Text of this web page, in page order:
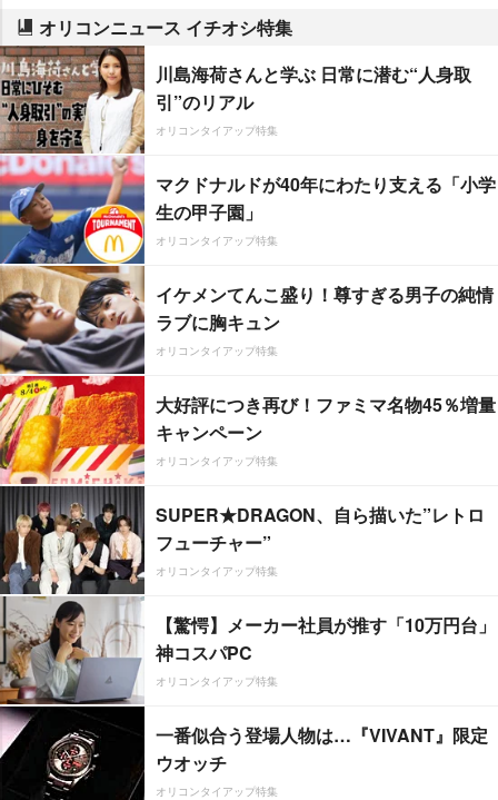
オリコンニュース イチオシ特集
川島海荷さんと学ぶ 日常に潜む“人身取
引”のリアル
オリコンタイアップ特集
マクドナルドが40年にわたり支える「小学
生の甲子園」
オリコンタイアップ特集
イケメンてんこ盛り！尊すぎる男子の純情
ラブに胸キュン
オリコンタイアップ特集
大好評につき再び！ファミマ名物45％増量
キャンペーン
オリコンタイアップ特集
SUPER★DRAGON、自ら描いた”レトロ
フューチャー”
オリコンタイアップ特集
【驚愕】メーカー社員が推す「10万円台」
神コスパPC
オリコンタイアップ特集
一番似合う登場人物は…『VIVANT』限定
ウオッチ
オリコンタイアップ特集